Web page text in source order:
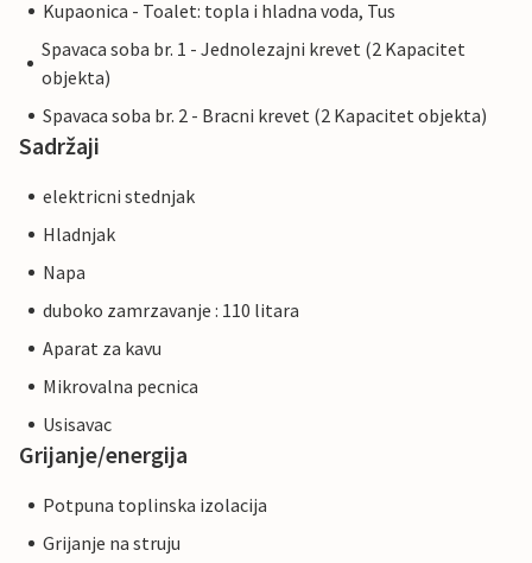
Kupaonica - Toalet: topla i hladna voda, Tus
Spavaca soba br. 1 - Jednolezajni krevet (2 Kapacitet
objekta)
Spavaca soba br. 2 - Bracni krevet (2 Kapacitet objekta)
Sadržaji
elektricni stednjak
Hladnjak
Napa
duboko zamrzavanje : 110 litara
Aparat za kavu
Mikrovalna pecnica
Usisavac
Grijanje/energija
Potpuna toplinska izolacija
Grijanje na struju